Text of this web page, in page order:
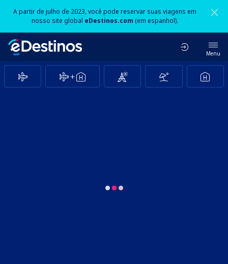
A partir de julho de 2023, você pode reservar suas viagens em
nosso site global eDestinos.com (em espanhol).
Menu